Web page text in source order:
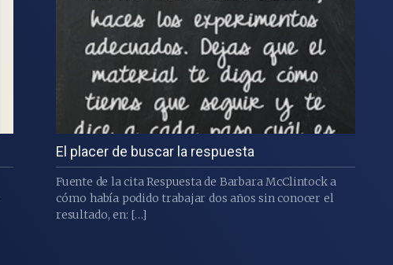
El placer de buscar la respuesta
Fuente de la cita Respuesta de Barbara McClintock a
cómo había podido trabajar dos años sin conocer el
resultado, en: […]